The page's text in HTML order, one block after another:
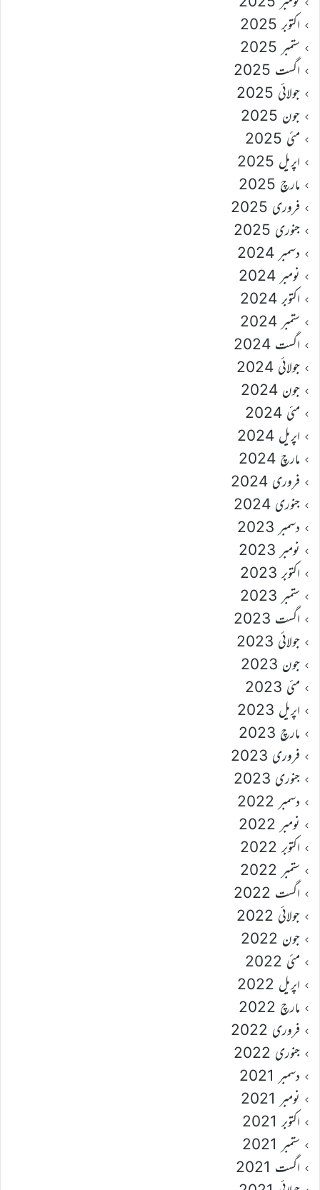
اکتوبر 2025
ستمبر 2025
اگست 2025
جولائی 2025
جون 2025
مئی 2025
اپریل 2025
مارچ 2025
فروری 2025
جنوری 2025
دسمبر 2024
نومبر 2024
اکتوبر 2024
ستمبر 2024
اگست 2024
جولائی 2024
جون 2024
مئی 2024
اپریل 2024
مارچ 2024
فروری 2024
جنوری 2024
دسمبر 2023
نومبر 2023
اکتوبر 2023
ستمبر 2023
اگست 2023
جولائی 2023
جون 2023
مئی 2023
اپریل 2023
مارچ 2023
فروری 2023
جنوری 2023
دسمبر 2022
نومبر 2022
اکتوبر 2022
ستمبر 2022
اگست 2022
جولائی 2022
جون 2022
مئی 2022
اپریل 2022
مارچ 2022
فروری 2022
جنوری 2022
دسمبر 2021
نومبر 2021
اکتوبر 2021
ستمبر 2021
اگست 2021